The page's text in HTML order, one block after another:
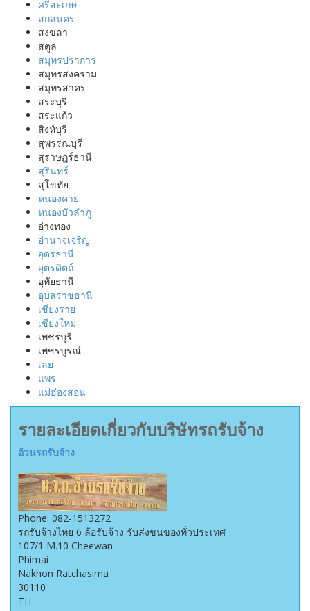
ศรีสะเกษ
สกลนคร
สงขลา
สตูล
สมุทรปราการ
สมุทรสงคราม
สมุทรสาคร
สระบุรี
สระแก้ว
สิงห์บุรี
สุพรรณบุรี
สุราษฎร์ธานี
สุรินทร์
สุโขทัย
หนองคาย
หนองบัวลำภู
อ่างทอง
อำนาจเจริญ
อุดรธานี
อุตรดิตถ์
อุทัยธานี
อุบลราชธานี
เชียงราย
เชียงใหม่
เพชรบุรี
เพชรบูรณ์
เลย
แพร่
แม่ฮ่องสอน
รายละเอียดเกี่ยวกับบริษัทรถรับจ้าง
อ้วนรถรับจ้าง
Phone: 082-1513272
รถรับจ้างไทย 6 ล้อรับจ้าง รับส่งขนของทั่วประเทศ
107/1 M.10 Cheewan
Phimai
Nakhon Ratchasima
30110
TH